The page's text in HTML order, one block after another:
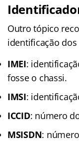
Outro tópico
identificação
IMEI:
fosse o chassi.
IMSI:
ICCID: número
MSISDN: